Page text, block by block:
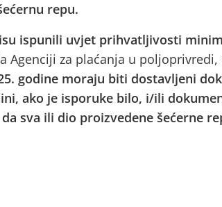
repu.
ispunili uvjet prihvatljivosti
Agenciji za plaćanja u
godine moraju biti dostavljeni
ako je isporuke bilo, i/ili
sva ili dio proizvedene šećerne